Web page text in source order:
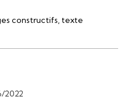
constructifs, texte
2022